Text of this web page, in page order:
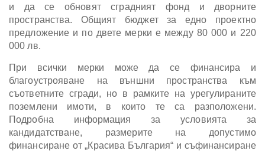
и да се обновят сградният фонд и дворните
пространства. Общият бюджет за едно проектно
предложение и по двете мерки е между 80 000 и 220
000 лв.
При всички мерки може да се финансира и
благоустрояване на външни пространства към
съответните сгради, но в рамките на урегулираните
поземлени имоти, в които те са разположени.
Подробна информация за условията за
кандидатстване, размерите на допустимо
финансиране от „Красива България“ и съфинансиране